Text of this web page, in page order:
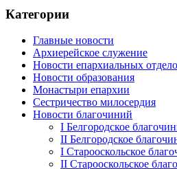
Категории
Главные новости
Архиерейское служение
Новости епархиальных
Новости образования
Монастыри епархии
Сестричество милосердия
Новости благочиний
I Белгородское
II Белгородское
I Старооскольское
II Старооскольское